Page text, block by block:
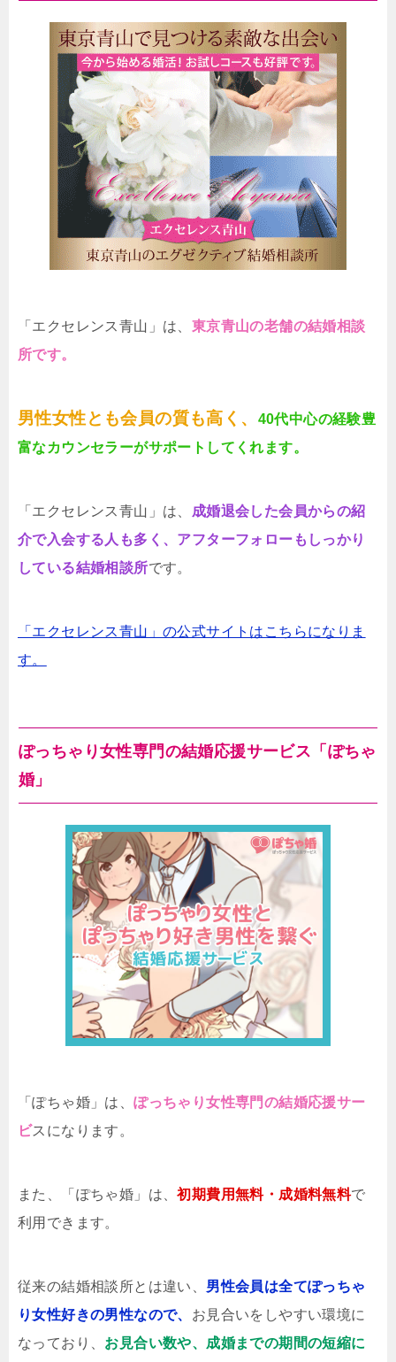
「エクセレンス青山」は、 東京青山の老舗の結婚相談
所です。
男性女性とも会員の質も高く、
40代中心の経験豊
富なカウンセラーがサポートしてくれます。
「エクセレンス青山」は、 成婚退会した会員からの紹
介で入会する人も多く、アフターフォローもしっかり
している結婚相談所です。
「エクセレンス青山」の公式サイトはこちらになりま
す。
ぽっちゃり女性専門の結婚応援サービス「ぽちゃ
婚」
「ぽちゃ婚」は、ぽっちゃり女性専門の結婚応援サー
ビスになります。
また、「ぽちゃ婚」は、初期費用無料・成婚料無料で
利用できます。
従来の結婚相談所とは違い、 男性会員は全てぽっちゃ
り女性好きの男性なので、 お見合いをしやすい環境に
なっており、 お見合い数や、成婚までの期間の短縮に